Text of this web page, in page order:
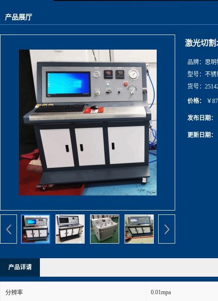
产品展厅
激光切割
品牌： 思明
型号： 不锈
货号：
价格： ￥
发布日期：
更新日期：
产品详请
分辨率 0.01mpa